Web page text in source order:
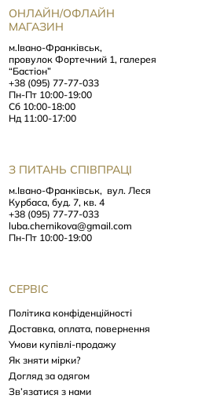
ОНЛАЙН/ОФЛАЙН
МАГАЗИН
м.Івано-Франківськ,
провулок Фортечний 1, галерея
“Бастіон”
+38 (095) 77-77-033
Пн-Пт 10:00-19:00
Сб 10:00-18:00
Нд 11:00-17:00
З ПИТАНЬ СПІВПРАЦІ
м.Івано-Франківськ, вул. Леся
Курбаса, буд. 7, кв. 4
+38 (095) 77-77-033
luba.chernikova@gmail.com
Пн-Пт 10:00-19:00
СЕРВІС
Політика конфіденційності
Доставка, оплата, повернення
Умови купівлі-продажу
Як зняти мірки?
Догляд за одягом
Зв’язатися з нами